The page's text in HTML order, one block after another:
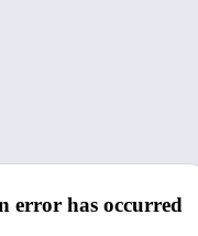
error has occurred